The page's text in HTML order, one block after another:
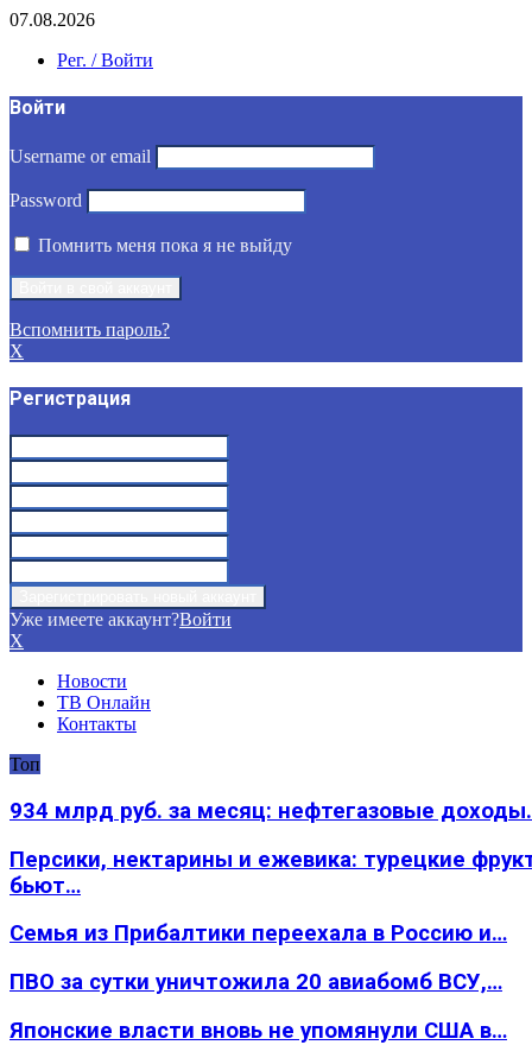
07.08.2026
Рег. / Войти
Войти
Username or email
Password
Помнить меня пока я не выйду
Вспомнить пароль?
X
Регистрация
Уже имеете аккаунт?Войти
X
Новости
ТВ Онлайн
Контакты
Топ
934 млрд руб. за месяц: нефтегазовые
Персики, нектарины и ежевика: турецкие
бьют…
Семья из Прибалтики переехала в Россию и…
ПВО за сутки уничтожила 20 авиабомб ВСУ,…
Японские власти вновь не упомянули США в…